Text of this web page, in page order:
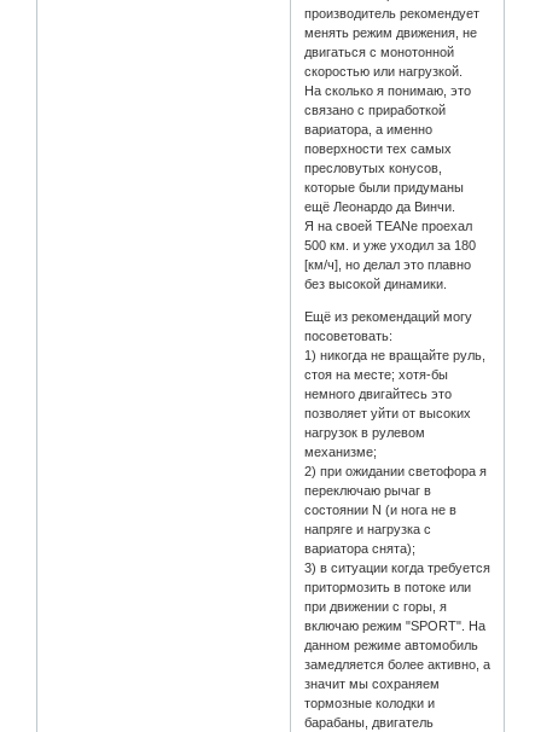
производитель рекомендует
менять режим движения, не
двигаться с монотонной
скоростью или нагрузкой.
На сколько я понимаю, это
связано с приработкой
вариатора, а именно
поверхности тех самых
пресловутых конусов,
которые были придуманы
ещё Леонардо да Винчи.
Я на своей TEANe проехал
500 км. и уже уходил за 180
[км/ч], но делал это плавно
без высокой динамики.
Ещё из рекомендаций могу
посоветовать:
1) никогда не вращайте руль,
стоя на месте; хотя-бы
немного двигайтесь это
позволяет уйти от высоких
нагрузок в рулевом
механизме;
2) при ожидании светофора я
переключаю рычаг в
состоянии N (и нога не в
напряге и нагрузка с
вариатора снята);
3) в ситуации когда требуется
притормозить в потоке или
при движении с горы, я
включаю режим "SPORT". На
данном режиме автомобиль
замедляется более активно, а
значит мы сохраняем
тормозные колодки и
барабаны, двигатель